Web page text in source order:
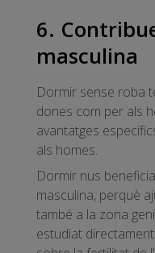
6.
masculina
Dormir sense roba
dones com per als
avantatges
als homes.
Dormir nus
masculina, perquè
també a la zona
estudiat